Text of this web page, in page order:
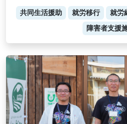
共同生活援助 就労移行 就労
障害者支援